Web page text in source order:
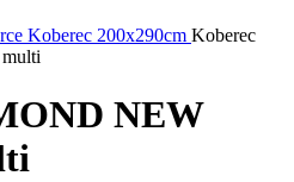
Koberec 200x290cm Koberec
NEW